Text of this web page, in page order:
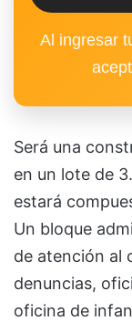
Al ingresar
Será una
en un lote de
estará
Un bloque
de atención al
denuncias,
oficina de